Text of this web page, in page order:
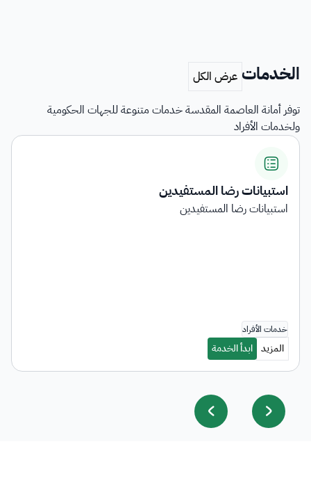
الخدمات
توفر أمانة العاصمة المقدسة خدمات متنوعة للجهات الحكومية
ولخدمات الأفراد
استبيانات رضا المستفيدين
استبيانات رضا المستفيدين